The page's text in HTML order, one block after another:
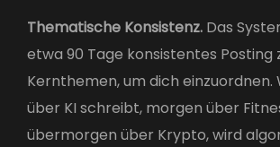
Thematische Konsistenz. Das
etwa 90 Tage konsistentes Posting
Kernthemen, um dich einzuordnen.
über KI schreibt, morgen über
übermorgen über Krypto, wird